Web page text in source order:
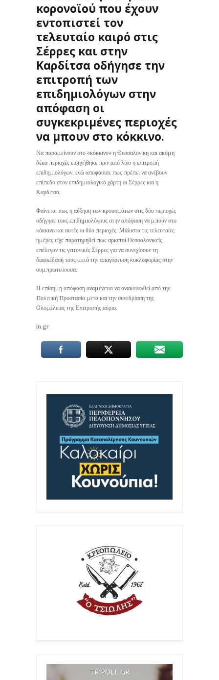
κορονοϊού που έχουν
εντοπιστεί τον
τελευταίο καιρό στις
Σέρρες και στην
Καρδίτσα οδήγησε την
επιτροπή των
επιδημιολόγων στην
απόφαση οι
συγκεκριμένες περιοχές
να μπουν στο κόκκινο.
Να παραμείνουν στο «κόκκινο» η Θεσσαλονίκη και ακόμη
δέκα περιοχές εισηγήθηκε πριν από λίγο η επιτροπή
επιδημιολόγων, ενώ αποφάσισε πως πρέπει να ανέβουν
επίπεδο στον επιδημιολογικό χάρτη οι Σέρρες και η
Καρδίτσα.
Φαίνεται πως η αύξηση των κρουσμάτων στις δύο περιοχές
οδήγησε τους επιδημιολόγους στην απόφαση να μπουν στο
κόκκινο και αυτές οι δύο περιοχές. Μάλιστα τις τελευταίες
ημέρες είχε παρατηρηθεί πως αρκετοί Θεσσαλονικείς
επέλεγαν τις γειτονικές Σέρρες για να συνεχίσουν τη
διασκέδασή τους μετά την απαγόρευση κυκλοφορίας στην
συμπρωτεύουσα.
Η επίσημη απόφαση αναμένεται να ανακοινωθεί από την
Πολιτική Προστασία μετά και την συνεδρίαση της
Ολομέλειας της Επιτροπής αύριο.
in.gr
TRIPOLI, GR